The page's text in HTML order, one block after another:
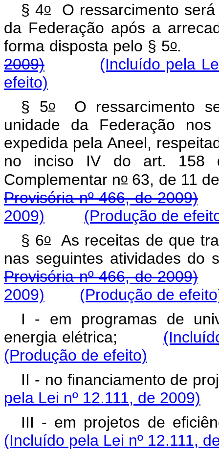
§ 4oO ressarcimento será
da Federação após a
forma disposta pelo § 5o
2009)
(Incluído pela
efeito)
§ 5oO ressarcimento
unidade da Federação
expedida pela Aneel,
no inciso IV do art. 158
Complementar no63, de 11
Provisória nº 466, de 2009)
2009)
(Produção de
§ 6oAs receitas de que
nas seguintes
Provisória nº 466, de 2009)
2009)
(Produção de
I - em programas de
energia elétrica;
(Produção de efeito)
II - no financiamento de
pela Lei nº 12.111, de 2009)
III - em projetos de
(Incluído pela Lei nº 12.111,